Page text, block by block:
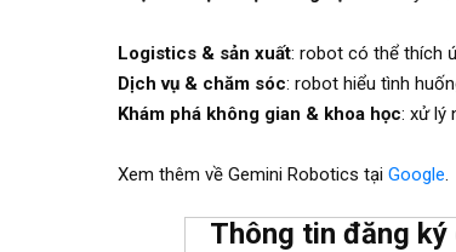
Logistics & sản xuất: robot có thể thích
Dịch vụ & chăm sóc: robot hiểu tình
Khám phá không gian & khoa học: xử lý
Xem thêm về Gemini Robotics tại Google.
Thông tin đăng ký